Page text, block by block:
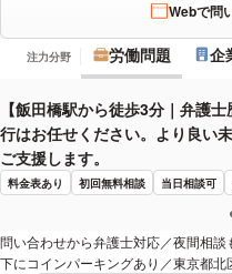
Webで問
注力分野 労働問題 企
【飯田橋駅から徒歩3分｜弁護
行はお任せください。より良い
ご支援します。
料金表あり 初回無料相談 当日相談可
問い合わせから弁護士対応／夜間相
下にコインパーキングあり／東京都北